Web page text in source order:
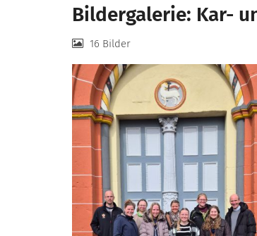
Bildergalerie: Kar-
16 Bilder